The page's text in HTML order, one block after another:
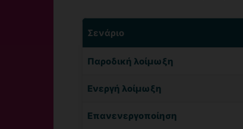
Σενάριο
Παροδική λοίμωξη
Ενεργή λοίμωξη
Επανενεργοποίηση